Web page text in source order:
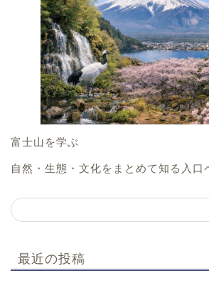
富士山を学ぶ
自然・生態・文化をまとめて知る入口
最近の投稿